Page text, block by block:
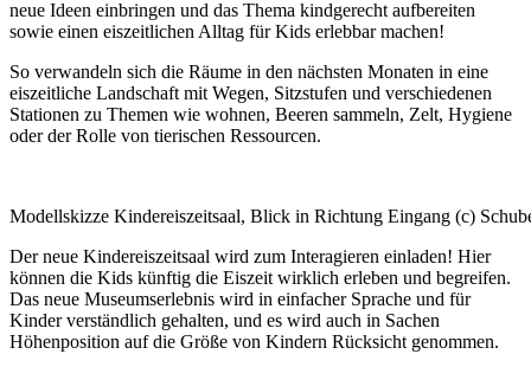
neue Ideen einbringen und das Thema kindgerecht aufbereiten
sowie einen eiszeitlichen Alltag für Kids erlebbar machen!
So verwandeln sich die Räume in den nächsten Monaten in eine
eiszeitliche Landschaft mit Wegen, Sitzstufen und verschiedenen
Stationen zu Themen wie wohnen, Beeren sammeln, Zelt, Hygiene
oder der Rolle von tierischen Ressourcen.
Modellskizze Kindereiszeitsaal, Blick in Richtung Eingang (c)
Der neue Kindereiszeitsaal wird zum Interagieren einladen! Hier
können die Kids künftig die Eiszeit wirklich erleben und begreifen.
Das neue Museumserlebnis wird in einfacher Sprache und für
Kinder verständlich gehalten, und es wird auch in Sachen
Höhenposition auf die Größe von Kindern Rücksicht genommen.